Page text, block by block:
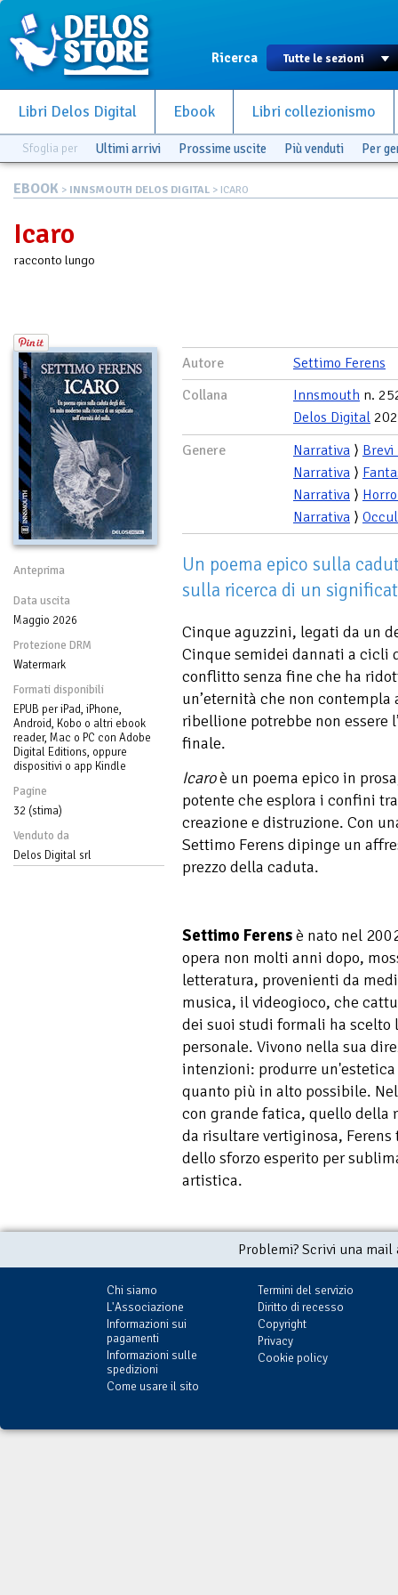
Ricerca
Libri Delos Digital Ebook Libri collezionismo
Sfoglia per Ultimi arrivi Prossime uscite Più venduti Per
EBOOK > INNSMOUTH DELOS DIGITAL > ICARO
Icaro
racconto lungo
Anteprima
Data uscita
Maggio 2026
Protezione DRM
Watermark
Formati disponibili
EPUB per iPad, iPhone,
Android, Kobo o altri ebook
reader, Mac o PC con Adobe
Digital Editions, oppure
dispositivi o app Kindle
Pagine
32 (stima)
Venduto da
Delos Digital srl
Autore
Settimo Ferens
Collana
Innsmouth n.
Delos Digital
Genere
Narrativa ⟩ Brevi
Narrativa ⟩
Narrativa ⟩
Narrativa ⟩
Un poema epico sulla
sulla ricerca di un
Cinque aguzzini, legati da un
Cinque semidei dannati a cicli
conflitto senza fine che ha
un’eternità che non
ribellione potrebbe non essere
finale.
Icaroè un poema epico in
potente che esplora i confini
creazione e distruzione. Con
Settimo Ferens dipinge un
prezzo della caduta.
Settimo Ferensè nato nel
opera non molti anni dopo,
letteratura, provenienti da
musica, il videogioco, che
dei suoi studi formali ha scelto
personale. Vivono nella sua
intenzioni: produrre
quanto più in alto possibile.
con grande fatica, quello
da risultare vertiginosa,
dello sforzo esperito per
artistica.
Problemi? Scrivi una
Chi siamo
L'Associazione
Informazioni sui
pagamenti
Informazioni sulle
spedizioni
Come usare il sito
Termini del servizio
Diritto di recesso
Copyright
Privacy
Cookie policy